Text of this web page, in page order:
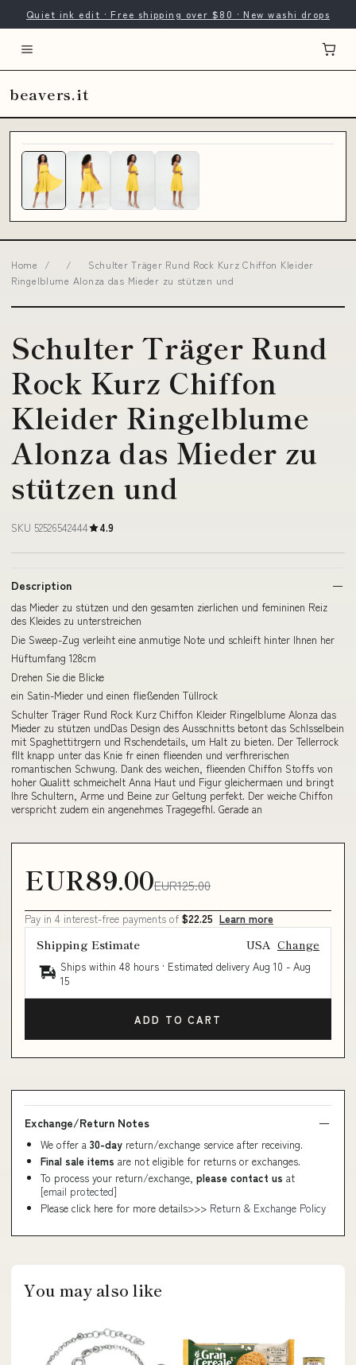
Quiet ink edit · Free shipping over $80 · New washi drops
beavers.it
Home / /
Schulter Träger Rund Rock Kurz Chiffon Kleider
Ringelblume Alonza das Mieder zu stützen und
Schulter Träger Rund
Rock Kurz Chiffon
Kleider Ringelblume
Alonza das Mieder zu
stützen und
SKU 52526542444 4.9
Description
das Mieder zu stützen und den gesamten zierlichen und femininen Reiz
des Kleides zu unterstreichen
Die Sweep-Zug verleiht eine anmutige Note und schleift hinter Ihnen her
Hüftumfang 128cm
Drehen Sie die Blicke
ein Satin-Mieder und einen fließenden Tüllrock
Schulter Träger Rund Rock Kurz Chiffon Kleider Ringelblume Alonza das
Mieder zu stützen undDas Design des Ausschnitts betont das Schlsselbein
mit Spaghettitrgern und Rschendetails, um Halt zu bieten. Der Tellerrock
fllt knapp unter das Knie fr einen flieenden und verfhrerischen
romantischen Schwung. Dank des weichen, flieenden Chiffon Stoffs von
hoher Qualitt schmeichelt Anna Haut und Figur gleichermaen und bringt
Ihre Schultern, Arme und Beine zur Geltung perfekt. Der weiche Chiffon
verspricht zudem ein angenehmes Tragegefhl. Gerade an
EUR89.00EUR125.00
Pay in 4 interest-free payments of $22.25 Learn more
Shipping Estimate USA Change
Ships within 48 hours · Estimated delivery Aug 10 - Aug
15
ADD TO CART
Exchange/Return Notes
We offer a 30-day return/exchange service after receiving.
Final sale items are not eligible for returns or exchanges.
To process your return/exchange, please contact us at
[email protected]
Please click here for more details>>> Return & Exchange Policy
You may also like